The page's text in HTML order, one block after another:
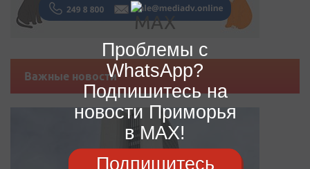
Важные новости
Проблемы с
WhatsApp?
Подпишитесь на
новости Приморья
в MAX!
Подпишитесь